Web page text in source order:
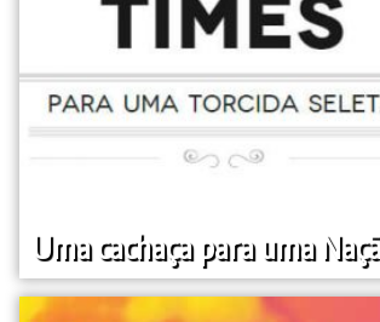
Uma cachaça para uma